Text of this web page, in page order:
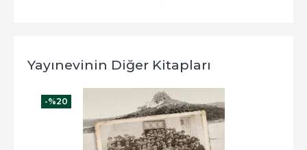
Yayınevinin Diğer Kitapları
-%20